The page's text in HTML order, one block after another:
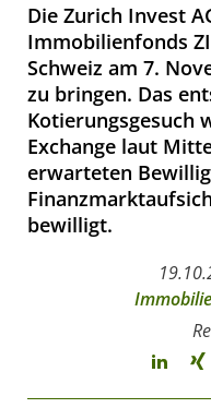
Die Zurich Invest
Immobilienfonds
Schweiz am 7.
zu bringen. Das
Kotierungsgesuch
Exchange laut
erwarteten
bewilligt.